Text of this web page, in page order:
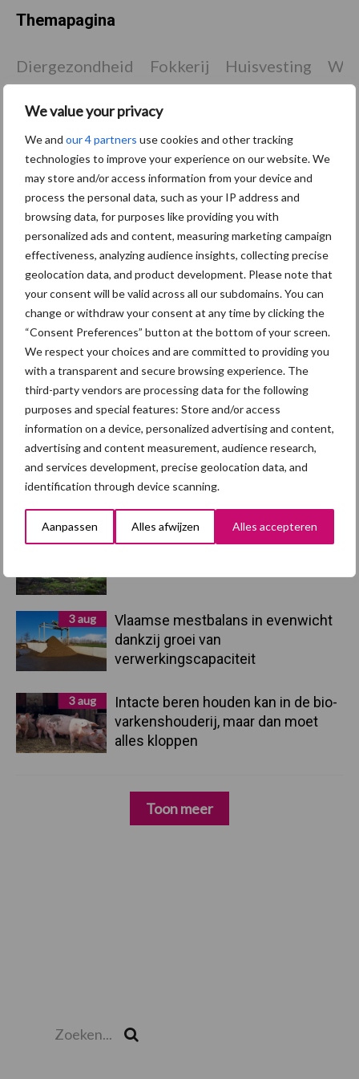
We value your privacy
We and our 4 partners use cookies and other tracking
technologies to improve your experience on our website. We
may store and/or access information from your device and
process the personal data, such as your IP address and
browsing data, for purposes like providing you with
personalized ads and content, measuring marketing campaign
effectiveness, analyzing audience insights, collecting precise
geolocation data, and product development. Please note that
your consent will be valid across all our subdomains. You can
change or withdraw your consent at any time by clicking the
“Consent Preferences” button at the bottom of your screen.
We respect your choices and are committed to providing you
with a transparent and secure browsing experience. The
third-party vendors are processing data for the following
purposes and special features: Store and/or access
information on a device, personalized advertising and content,
advertising and content measurement, audience research,
and services development, precise geolocation data, and
identification through device scanning.
Aanpassen Alles afwijzen Alles accepteren
Primaire
Sidebar
Recent nieuws Partner nieuws
“Vraag naar praktische
hygieneoplossingen is in Polen
groter dan ooit”
5 aug
Eliminatieprotocol voor
Mycoplasma hyopneumoniae
4 aug
AVP in Finland onderstreept dat
3 aug
Vlaamse mestbalans in evenwicht
dankzij groei van
verwerkingscapaciteit
3 aug
Intacte beren houden kan in de bio-
varkenshouderij, maar dan moet
alles kloppen
Toon meer
Themapagina
Diergezondheid Fokkerij Huisvesting
Afrikaanse
varkenspest
Brachyspira
Toon meer